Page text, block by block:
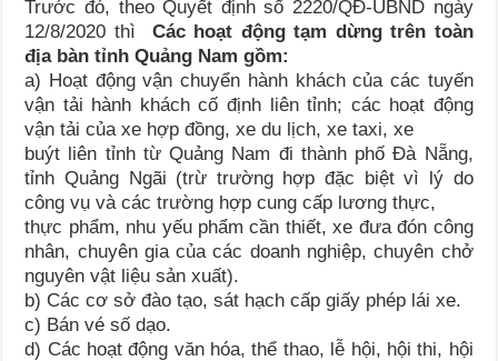
Trước đó, theoQuyết định số 2220/QĐ-UBND ngày
12/8/2020 thì
Các hoạt động tạm dừng trên toàn
địa bàn tỉnh Quảng Nam gồm:
a) Hoạt động vận chuyển hành khách của các tuyến
vận tải hành khách cố định liên tỉnh; các hoạt động
vận tải của xe hợp đồng, xe du lịch, xe taxi, xe
buýt liên tỉnh từ Quảng Nam đi thành phố Đà Nẵng,
tỉnh Quảng Ngãi (trừ trường hợp đặc biệt vì lý do
công vụ và các trường hợp cung cấp lương thực,
thực phẩm, nhu yếu phẩm cần thiết, xe đưa đón công
nhân, chuyên gia của các doanh nghiệp, chuyên chở
nguyên vật liệu sản xuất).
b) Các cơ sở đào tạo, sát hạch cấp giấy phép lái xe.
c) Bán vé số dạo.
d) Các hoạt động văn hóa, thể thao, lễ hội, hội thi, hội